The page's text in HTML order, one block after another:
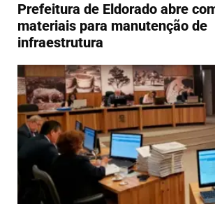
Prefeitura de Eldorado abre
materiais para manutenção de
infraestrutura